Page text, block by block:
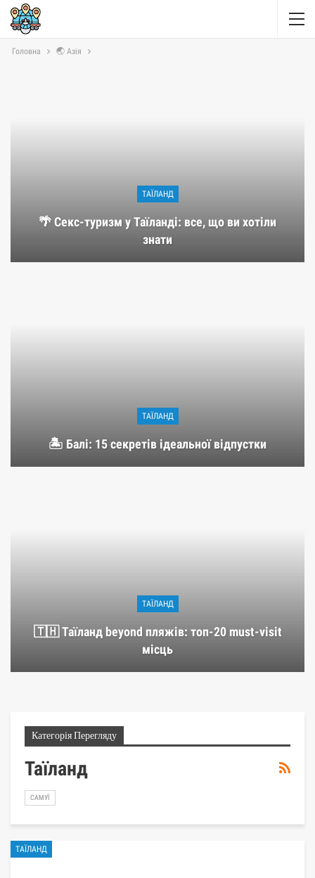
Головна 🌏 Азія
ТАЇЛАНД
🌴 Секс-туризм у Таїланді: все, що ви хотіли
знати
ТАЇЛАНД
🏝️ Балі: 15 секретів ідеальної відпустки
ТАЇЛАНД
🇹🇭 Таїланд beyond пляжів: топ-20 must-visit
місць
Категорія Перегляду
Таїланд
САМУЇ
ТАЇЛАНД